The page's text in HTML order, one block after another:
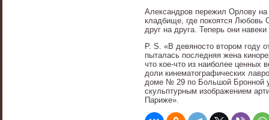
Александров пережил Орлову
кладбище, где покоятся Любовь
друг на друга. Теперь они
Р. S. «В девяносто втором году
пыталась последняя жена
что кое-что из наиболее ценных
доли кинематографических
доме № 29 по Большой Бронной
скульптурным изображением
Париже».